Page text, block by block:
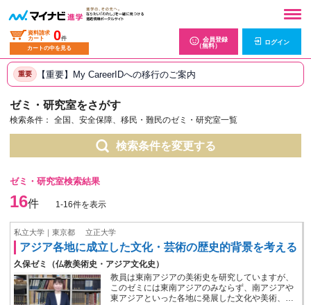
資料請求
カート
0件
カートの中を見る
会員登録
（無料）
ログイン
重要 【重要】My CareerIDへの移行のご案内
ゼミ・研究室をさがす
検索条件： 全国、安全保障、移民・難民のゼミ・研究室一覧
検索条件を変更する
ゼミ・研究室検索結果
16件 1-16件を表示
私立大学｜東京都 立正大学
アジア各地に成立した文化・芸術の歴史的背景を考える
久保ゼミ（仏教美術史・アジア文化史）
教員は東南アジアの美術史を研究していますが、
このゼミには東南アジアのみならず、南アジアや
東アジアといった各地に発展した文化や美術、…